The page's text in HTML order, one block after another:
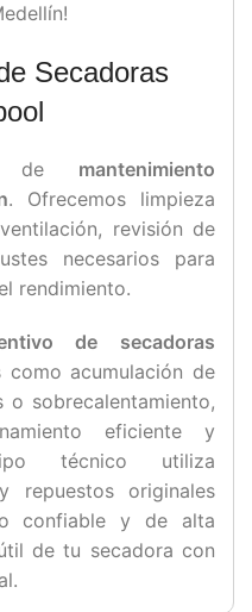
Secadoras
de mantenimiento
. Ofrecemos limpieza
revisión de
necesarios para
rendimiento.
de secadoras
como acumulación de
o sobrecalentamiento,
eficiente y
técnico utiliza
repuestos originales
confiable y de alta
de tu secadora con